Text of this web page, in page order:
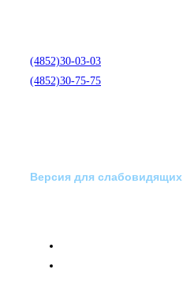
(4852)30-03-03
(4852)30-75-75
Версия для слабовидящих